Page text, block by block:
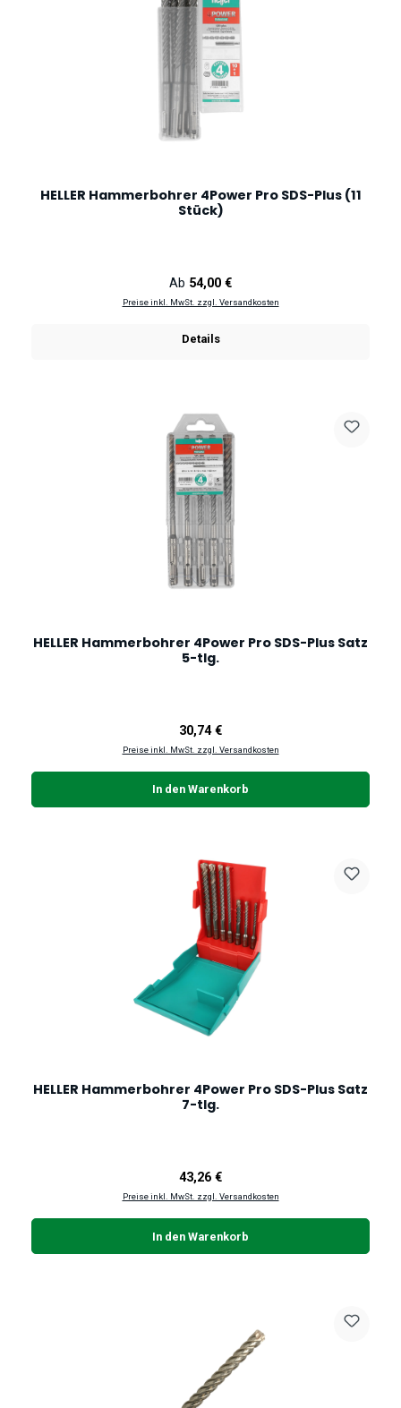
HELLER Hammerbohrer 4Power Pro SDS-Plus (11
Stück)
Regulärer Preis:
Ab 54,00 €
Preise inkl. MwSt. zzgl. Versandkosten
Details
HELLER Hammerbohrer 4Power Pro SDS-Plus Satz
5-tlg.
Regulärer Preis:
30,74 €
Preise inkl. MwSt. zzgl. Versandkosten
In den Warenkorb
HELLER Hammerbohrer 4Power Pro SDS-Plus Satz
7-tlg.
Regulärer Preis:
43,26 €
Preise inkl. MwSt. zzgl. Versandkosten
In den Warenkorb